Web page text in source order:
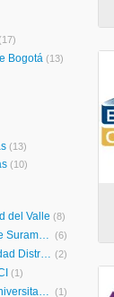
(17)
Bogotá (13)
(13)
(10)
del Valle (8)
Polisura - Politécnico de Suramérica (6)
UDISTRITAL - Universidad Distrital Francisco José de Caldas (2)
(1)
IUMAFIS - Institución Universitaria Marco Fidel Suárez (1)